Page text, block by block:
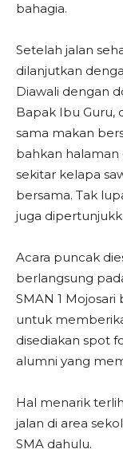
bahagia.
Setelah jalan
dilanjutkan
Diawali dengan
Bapak Ibu Guru,
sama makan
bahkan
sekitar kelapa
bersama. Tak
juga
Acara puncak
berlangsung
SMAN 1
untuk
disediakan spot
alumni yang
Hal menarik
jalan di area
SMA dahulu.